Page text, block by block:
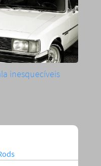
inesquecíveis